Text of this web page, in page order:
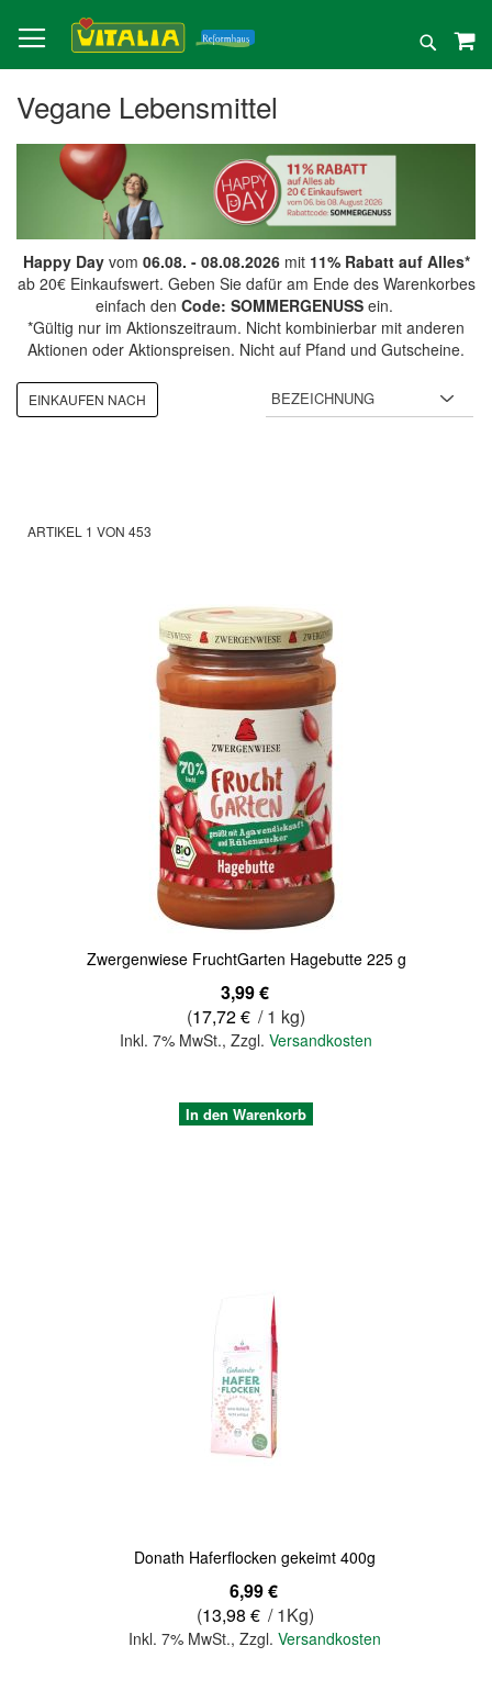
zum
Inhalt
Suche
Vegane Lebensmittel
Happy Dayvom 06.08. - 08.08.2026mit 11% Rabatt auf Alles*
ab 20€ Einkaufswert. Geben Sie dafür am Ende des Warenkorbes
einfach den Code: SOMMERGENUSSein.
*Gültig nur im Aktionszeitraum. Nicht kombinierbar mit anderen
Aktionen oder Aktionspreisen. Nicht auf Pfand und Gutscheine.
ARTIKEL 1 VON 453
Zwergenwiese FruchtGarten Hagebutte 225 g
3,99 €
(17,72 € / 1 kg)
Inkl. 7% MwSt., Zzgl. Versandkosten
In den Warenkorb
Donath Haferflocken gekeimt 400g
6,99 €
(13,98 € / 1Kg)
Inkl. 7% MwSt.,Zzgl.Versandkosten
EINKAUFEN NACH